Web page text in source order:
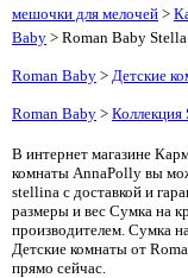
мешочки для мелочей >
Baby > Roman Baby
Roman Baby > Детские
Roman Baby >
В интернет магазине
комнаты AnnaPolly вы
stellina с доставкой и
размеры и вес Сумка на
производителем. Сумка
Детские комнаты от
прямо сейчас.